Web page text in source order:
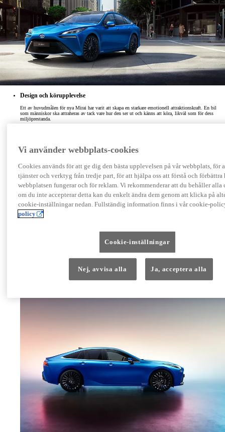
Design och körupplevelse
Ett av huvudmålen för nya Mirai har varit att skapa en starkare emotionell attraktionskraft. En bil
som människor ska attraheras av tack vare hur den ser ut och känns att köra, likväl som för dess
miljöprestanda.
Vi använder webbplats-cookies
Cookies används för att ge dig den bästa upplevelsen på vår webbplats, för
tjänster och verktyg från tredje part, för att hjälpa oss att förstå och förbättra
webbplatsen fungerar och för reklam. Vi rekommenderar att du behåller alla
om du inte accepterar detta kan du enkelt ändra dem genom att klicka på
cookie-inställningar nedan. Fullständig information finns i vår cookie-
policy
Cookie-inställningar
Nej, avvisa alla Ja, acceptera alla